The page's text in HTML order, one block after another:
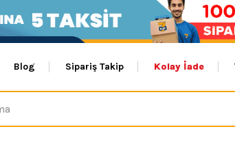
Blog Sipariş Takip Kolay İade